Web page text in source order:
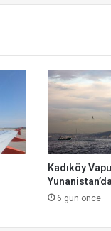
Kadıköy
6 gün önce